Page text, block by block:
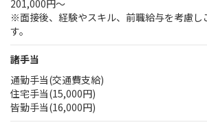
201,000円〜
※面接後、経験やスキル、前職給与を考慮し
す。
諸手当
通勤手当(交通費支給)
住宅手当(15,000円)
皆勤手当(16,000円)